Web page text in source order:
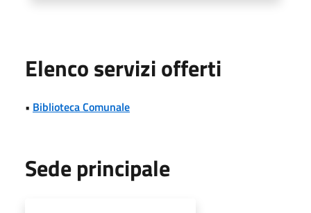
Elenco servizi offerti
• Biblioteca Comunale
Sede principale